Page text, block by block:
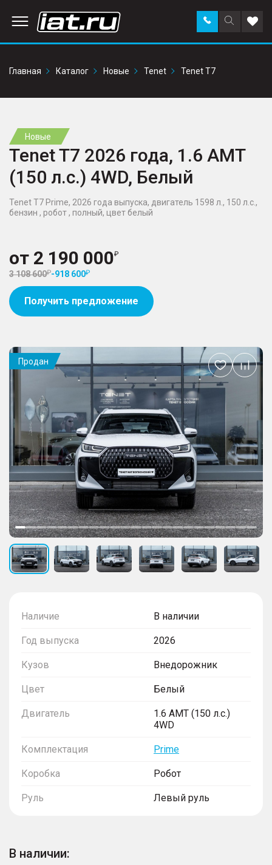
Поиск
по
Заказать
звонок в
Главная
Каталог Новые Tenet Tenet T7
Новые
Tenet T7 2026 года, 1.6 AMT
(150 л.с.) 4WD, Белый
Tenet T7 Prime, 2026 года выпуска, двигатель 1598 л., 150 л.с.,
бензин , робот , полный, цвет белый
от 2 190 000
3 108 600 -918 600
Получить предложение
Наличие В наличии
Год выпуска 2026
Кузов Внедорожник
Цвет Белый
Двигатель
1.6 AMT (150 л.с.)
4WD
Комплектация Prime
Коробка Робот
Руль Левый руль
В наличии:
Продан
Добавить
в
избранное